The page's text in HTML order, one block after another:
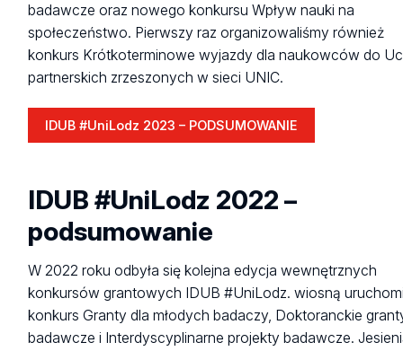
badawcze oraz nowego konkursu Wpływ nauki na
społeczeństwo. Pierwszy raz organizowaliśmy również
konkurs Krótkoterminowe wyjazdy dla naukowców do
partnerskich zrzeszonych w sieci UNIC.
IDUB #UniLodz 2023 – PODSUMOWANIE
IDUB
PODSUMOWANIE
IDUB #UniLodz 2022 –
podsumowanie
W 2022 roku odbyła się kolejna edycja wewnętrznych
konkursów grantowych IDUB #UniLodz. wiosną
konkurs Granty dla młodych badaczy, Doktoranckie
badawcze i Interdyscyplinarne projekty badawcze.